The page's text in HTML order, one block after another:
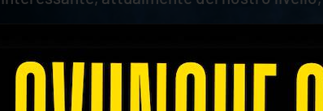
poi proseguito: “La Maraia, tutto il
è incredibile. Sono brave persone,
che la città risponde bene, le